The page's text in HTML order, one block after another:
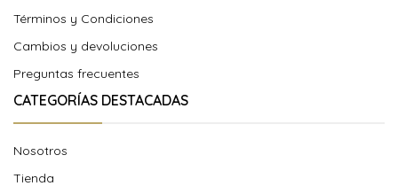
Términos y Condiciones
Cambios y devoluciones
Preguntas frecuentes
CATEGORÍAS DESTACADAS
Nosotros
Tienda